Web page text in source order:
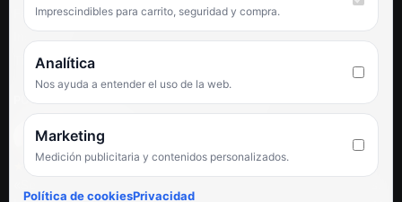
Facebook
TikTok
PUNTUACIÓN DE 4,6 SOBRE 5 EN GOOGLE
★★★★★
Imprescindibles para carrito, seguridad y compra.
Analítica
Nos ayuda a entender el uso de la web.
Marketing
Medición publicitaria y contenidos personalizados.
Política de cookiesPrivacidad